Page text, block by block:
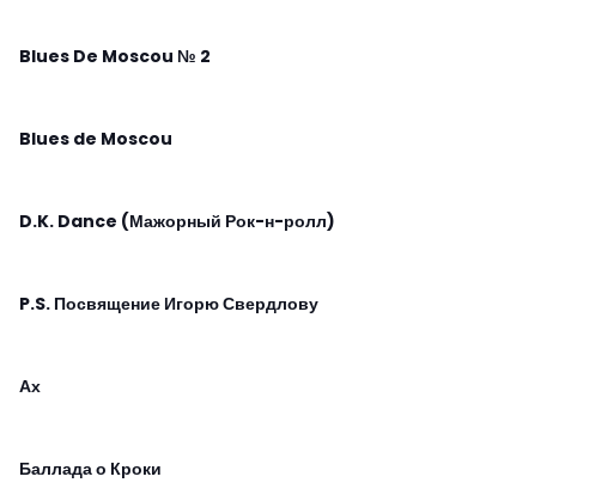
Blues De Moscou № 2
Blues de Moscou
D.K. Dance (Мажорный Рок-н-ролл)
P.S. Посвящение Игорю Свердлову
Ах
Баллада о Кроки